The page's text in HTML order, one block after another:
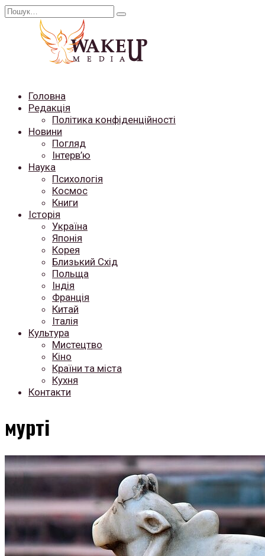
Перейти
Search
Головна
Редакція
Політика конфіденційності
Новини
Погляд
Інтерв’ю
Наука
Психологія
Космос
Книги
Історія
Україна
Японія
Корея
Близький Схід
Польща
Індія
Франція
Китай
Італія
Культура
Мистецтво
Кіно
Країни та міста
Кухня
Контакти
мурті